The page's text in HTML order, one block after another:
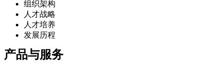
组织架构
人才战略
人才培养
发展历程
产品与服务